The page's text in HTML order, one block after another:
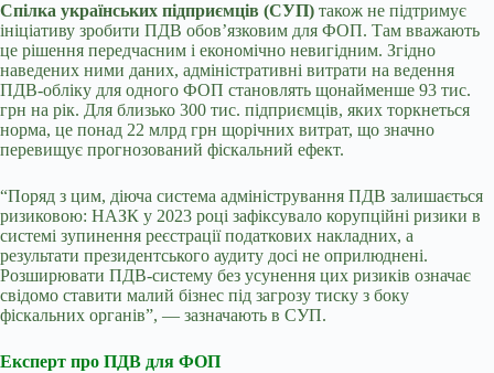
Спілка українських підприємців (СУП) також не підтримує
ініціативу зробити ПДВ обов’язковим для ФОП. Там вважають
це рішення передчасним і економічно невигідним. Згідно
наведених ними даних, адміністративні витрати на ведення
ПДВ-обліку для одного ФОП становлять щонайменше 93 тис.
грн на рік. Для близько 300 тис. підприємців, яких торкнеться
норма, це понад 22 млрд грн щорічних витрат, що значно
перевищує прогнозований фіскальний ефект.
“Поряд з цим, діюча система адміністрування ПДВ залишається
ризиковою: НАЗК у 2023 році зафіксувало корупційні ризики в
системі зупинення реєстрації податкових накладних, а
результати президентського аудиту досі не оприлюднені.
Розширювати ПДВ-систему без усунення цих ризиків означає
свідомо ставити малий бізнес під загрозу тиску з боку
фіскальних органів”, — зазначають в СУП.
Експерт про ПДВ для ФОП